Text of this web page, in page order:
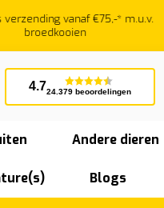
Beoordeeld
4.724.379 beoordelingen
Andere dieren
Blogs